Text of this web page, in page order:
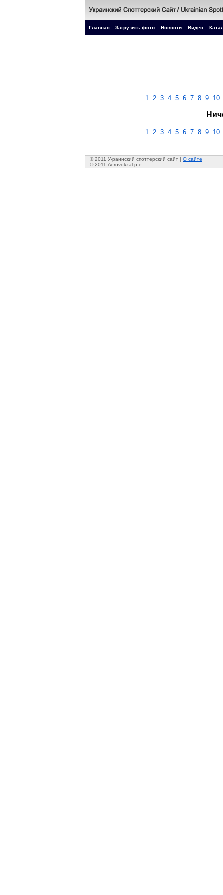
Главная Загрузить фото Новости Видео
1 2 3 4 5 6 7 8 9 10
1 2 3 4 5 6 7 8 9 10
© 2011 Украинский споттерский сайт | О сайте
© 2011 Aerovokzal p.e.